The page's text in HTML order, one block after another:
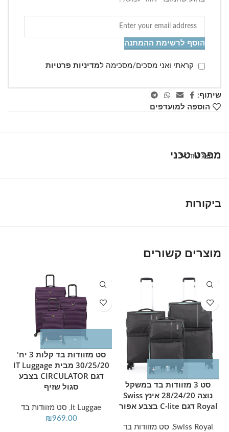
הוסף לרשימת ההמתנה
קראתי ואני מסכים/מסכימה למדיניות פרטיות
שיתוף:
הוספה למועדפים
מפרט טכני
הצג עוד
ביקורות
מוצרים קשורים
סט 3 מזוודות בד במשקל
נוצה 28/24/20 אינץ Swiss
Royal דגם C-lite בצבע אפור
Swiss Royal
, סט מזוודות בד
סט מזוודות בד קלות 3 יח'
30/25/20 מבית IT Luggage
דגם CIRCULATOR בצבע
סגול שזיף
It Luggae
, סט מזוודות בד
₪969.00